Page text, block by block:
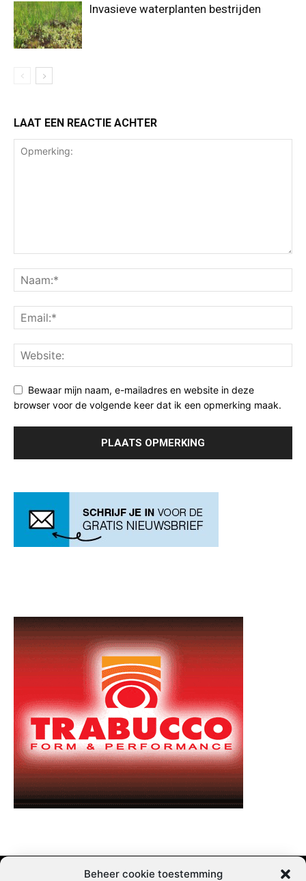
Beheer cookie toestemming
Invasieve waterplanten bestrijden
LAAT EEN REACTIE ACHTER
Bewaar mijn naam, e-mailadres en website in deze
browser voor de volgende keer dat ik een opmerking maak.